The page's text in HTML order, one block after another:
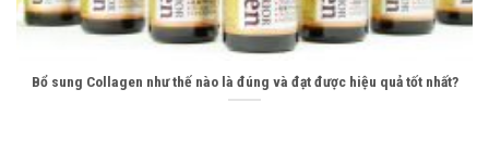
Bổ sung Collagen như thế nào là đúng và đạt được hiệu quả tốt nhất?